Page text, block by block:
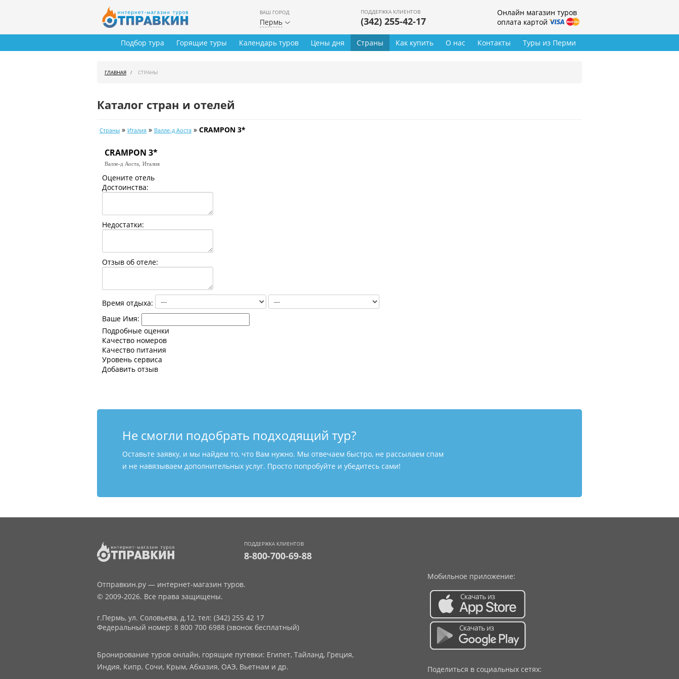
ВАШ ГОРОД
Пермь
ПОДДЕРЖКА КЛИЕНТОВ
(342) 255-42-17
Онлайн магазин туров
оплата картой
Туры из Перми
Подбор тура Горящие туры Календарь туров Цены дня Страны Как купить О нас Контакты
ГЛАВНАЯ СТРАНЫ
Каталог стран и отелей
Страны » Италия » Валле-д Аоста » CRAMPON 3*
CRAMPON 3*
Валле-д Аоста, Италия
Оцените отель
Достоинства:
Недостатки:
Отзыв об отеле:
Время отдыха:
Ваше Имя:
Подробные оценки
Качество номеров
Качество питания
Уровень сервиса
Добавить отзыв
Не смогли подобрать подходящий тур?
Оставьте заявку, и мы найдем то, что Вам нужно. Мы отвечаем быстро, не рассылаем спам
и не навязываем дополнительных услуг. Просто попробуйте и убедитесь сами!
ПОДДЕРЖКА КЛИЕНТОВ
8-800-700-69-88
Отправкин.ру — интернет-магазин туров.
© 2009-2026. Все права защищены.
г.Пермь, ул. Соловьева, д.12, тел: (342) 255 42 17
Федеральный номер: 8 800 700 6988 (звонок бесплатный)
Бронирование туров онлайн, горящие путевки: Египет, Тайланд, Греция,
Индия, Кипр, Сочи, Крым, Абхазия, ОАЭ, Вьетнам и др.
Мобильное приложение:
Поделиться в социальных сетях: